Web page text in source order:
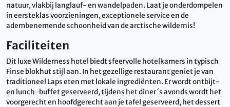
natuur, vlakbij langlauf- en wandelpaden. Laat je onderdompelen
in eersteklas voorzieningen, exceptionele service en de
adembenemende schoonheid van de arctische wildernis!
Faciliteiten
Dit luxe Wilderness hotel biedt sfeervolle hotelkamers in typisch
Finse blokhut stijl aan. In het gezellige restaurant geniet je van
traditioneel Laps eten met lokale ingrediënten. Er wordt ontbijt-
en lunch-buffet geserveerd, tijdens het diner ´s avonds wordt het
voorgerecht en hoofdgerecht aan je tafel geserveerd, het dessert